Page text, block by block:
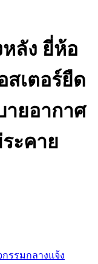
ลัง ยี่ห้อ
สเตอร์ยืด
ยอากาศ
ะคาย
รรมกลางแจ้ง